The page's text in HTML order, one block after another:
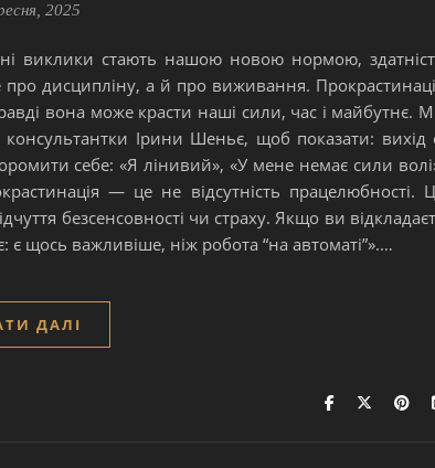
2025
виклики стають нашою новою нормою,
дисципліну, а й про виживання.
вона може красти наші сили, час і майбутнє.
Ірини Шеньє, щоб показати: вихід
себе: «Я лінивий», «У мене немає сили
— це не відсутність працелюбності.
безсенсовності чи страху. Якщо ви
є щось важливіше, ніж робота “на автоматі”».…
ДАЛІ